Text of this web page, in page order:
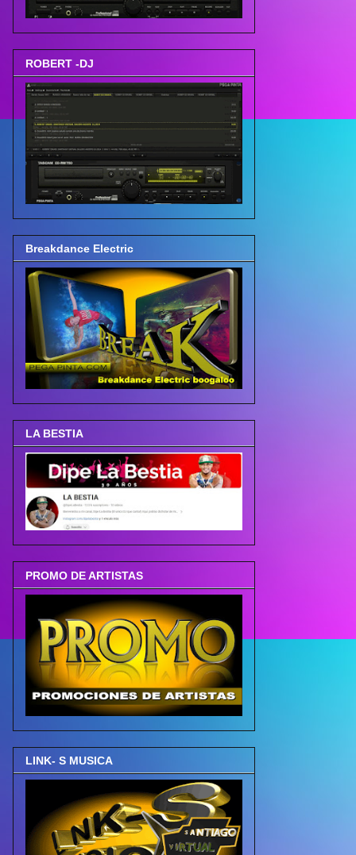
ROBERT -DJ
Breakdance Electric
LA BESTIA
PROMO DE ARTISTAS
LINK- S MUSICA